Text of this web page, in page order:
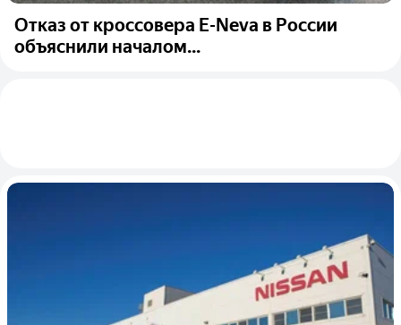
Отказ от кроссовера E-Neva в России
объяснили началом...